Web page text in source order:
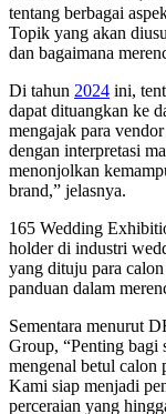
tentang berbagai
Topik yang akan
dan bagaimana
Di tahun 2024 ini,
dapat dituangkan ke
mengajak para
dengan interpretasi
menonjolkan
brand,” jelasnya.
165 Wedding
holder di industri
yang dituju para
panduan dalam
Sementara menurut
Group, “Penting bagi
mengenal betul calon
Kami siap menjadi
perceraian yang